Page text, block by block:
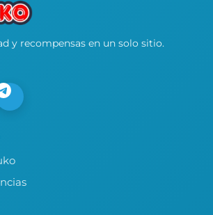
y recompensas en un solo sitio.